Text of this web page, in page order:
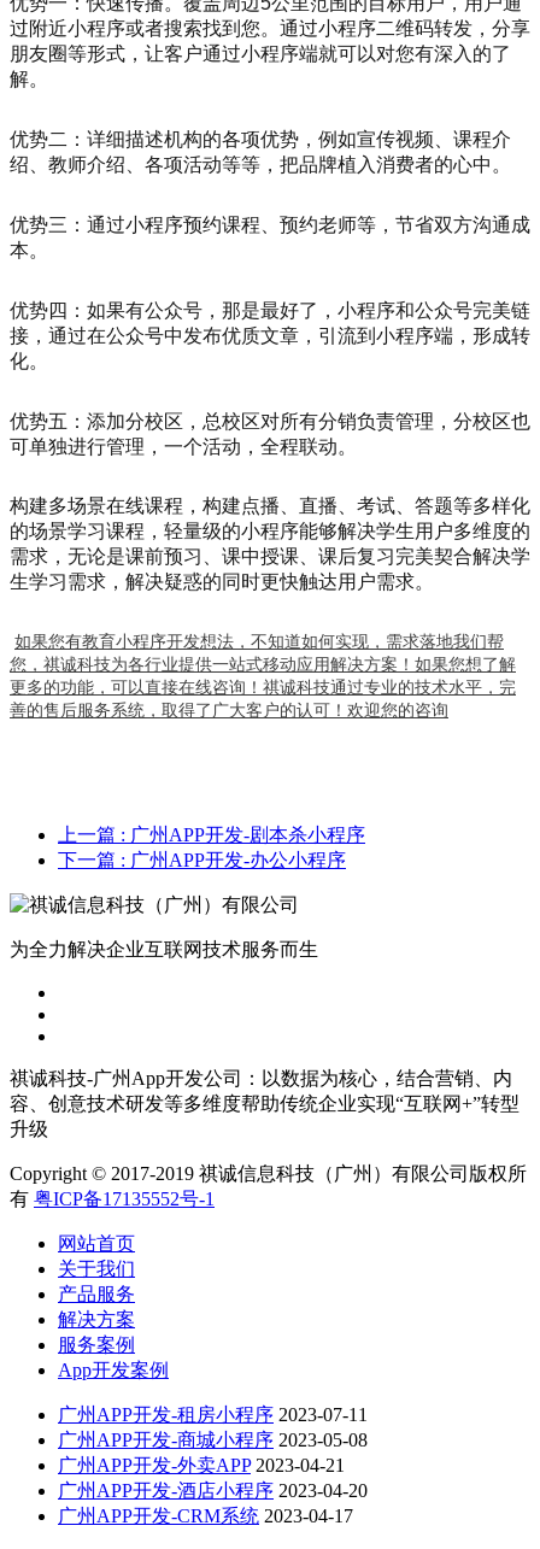
过附近小程序或者搜索找到您。通过小程序二维码转发，分享
朋友圈等形式，让客户通过小程序端就可以对您有深入的了
解。
优势二：详细描述机构的各项优势，例如宣传视频、课程介
绍、教师介绍、各项活动等等，把品牌植入消费者的心中。
优势三：通过小程序预约课程、预约老师等，节省双方沟通成
本。
优势四：如果有公众号，那是最好了，小程序和公众号完美链
接，通过在公众号中发布优质文章，引流到小程序端，形成转
化。
优势五：添加分校区，总校区对所有分销负责管理，分校区也
可单独进行管理，一个活动，全程联动。
构建多场景在线课程，构建点播、直播、考试、答题等多样化
的场景学习课程，轻量级的小程序能够解决学生用户多维度的
需求，无论是课前预习、课中授课、课后复习完美契合解决学
生学习需求，解决疑惑的同时更快触达用户需求。
如果您有教育小程序开发想法，不知道如何实现，需求落地我们帮
您，祺诚科技为各行业提供一站式移动应用解决方案！如果您想了解
更多的功能，可以直接在线咨询！祺诚科技通过专业的技术水平，完
善的售后服务系统，取得了广大客户的认可！欢迎您的咨询
上一篇 : 广州APP开发-剧本杀小程序
下一篇 : 广州APP开发-办公小程序
为全力解决企业互联网技术服务而生
祺诚科技-广州App开发公司：以数据为核心，结合营销、内
容、创意技术研发等多维度帮助传统企业实现“互联网+”转型
升级
Copyright © 2017-2019 祺诚信息科技（广州）有限公司版权所
有 粤ICP备17135552号-1
网站首页
关于我们
产品服务
解决方案
服务案例
App开发案例
广州APP开发-租房小程序 2023-07-11
广州APP开发-商城小程序 2023-05-08
广州APP开发-外卖APP 2023-04-21
广州APP开发-酒店小程序 2023-04-20
广州APP开发-CRM系统 2023-04-17